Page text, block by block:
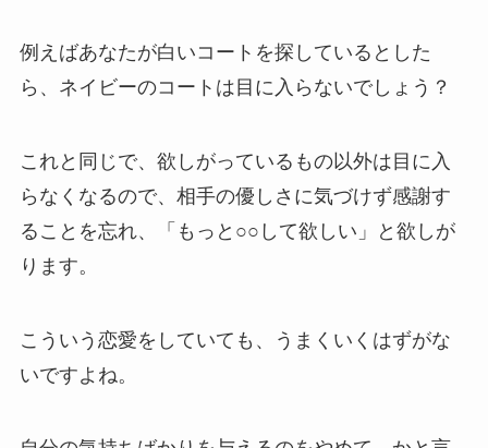
例えばあなたが白いコートを探しているとした
ら、ネイビーのコートは目に入らないでしょう？
これと同じで、欲しがっているもの以外は目に入
らなくなるので、相手の優しさに気づけず感謝す
ることを忘れ、「もっと○○して欲しい」と欲しが
ります。
こういう恋愛をしていても、うまくいくはずがな
いですよね。